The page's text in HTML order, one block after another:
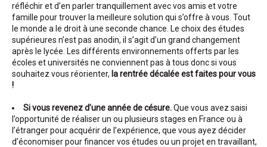
réfléchir et d’en parler tranquillement avec vos amis et votre
famille pour trouver la meilleure solution qui s’offre à vous. Tout
le monde a le droit à une seconde chance. Le choix des études
supérieures n’est pas anodin, il s’agit d’un grand changement
après le lycée. Les différents environnements offerts par les
écoles et universités ne conviennent pas à tous donc si vous
souhaitez vous réorienter, la rentrée décalée est faites pour vous
!
Si vous revenez d’une année de césure.Que vous avez saisi
l’opportunité de réaliser un ou plusieurs stages en France ou à
l’étranger pour acquérir de l’expérience, que vous ayez décider
d’économiser pour financer vos études ou un projet en travaillant,